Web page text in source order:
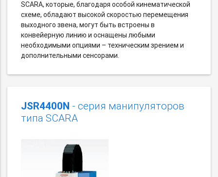
SCARA, которые, благодаря особой кинематической
схеме, обладают высокой скоростью перемещения
выходного звена, могут быть встроены в
конвейерную линию и оснащены любыми
необходимыми опциями – техническим зрением и
дополнительными сенсорами.
JSR4400N - серия манипуляторов
типа SCARA